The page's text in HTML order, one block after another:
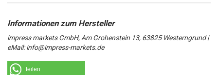
impress markets GmbH, Am Grohenstein 13, 63825 Westerngrund |
eMail: info@impress-markets.de
teilen